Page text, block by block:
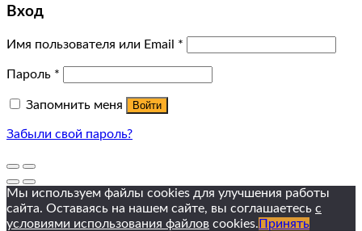
Вход
Имя пользователя или Email *
Пароль *
Запомнить меня Войти
Забыли свой пароль?
Мы используем файлы cookies для улучшения работы
сайта. Оставаясь на нашем сайте, вы соглашаетесь с
условиями использования файлов cookies. Принять